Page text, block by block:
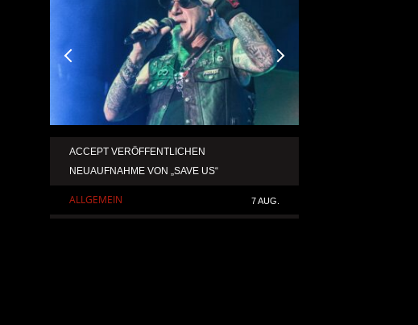
ACCEPT VERÖFFENTLICHEN
NEUAUFNAHME VON „SAVE US“
ALLGEMEIN 7 AUG.